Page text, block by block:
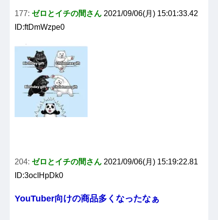
177: ゼロとイチの間さん 2021/09/06(月) 15:01:33.42
ID:ftDmWzpe0
204: ゼロとイチの間さん 2021/09/06(月) 15:19:22.81
ID:3ocIHpDk0
YouTuber向けの商品多くなったなぁ